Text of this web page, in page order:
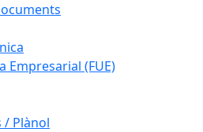
Empresarial (FUE)
/ Plànol